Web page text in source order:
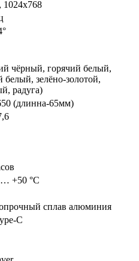
чёрный, горячий белый,
белый, зелёно-золотой,
радуга)
(длинна-65мм)
+50 °C
сплав алюминия
C